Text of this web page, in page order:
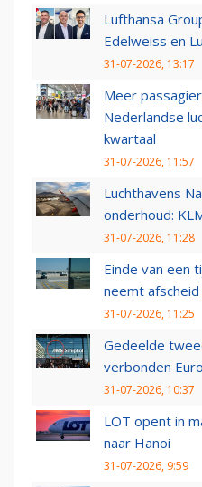
Lufthansa
Edelweiss en
31-07-2026, 13:17
Meer
Nederlandse
kwartaal
31-07-2026, 11:57
Luchthavens
onderhoud:
31-07-2026, 11:28
Einde van een
neemt
31-07-2026, 11:25
Gedeelde
verbonden
31-07-2026, 10:37
LOT opent in
naar Hanoi
31-07-2026, 9:59